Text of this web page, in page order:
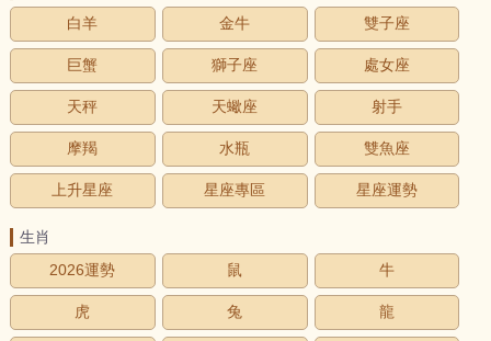
白羊
金牛 雙子座
巨蟹 獅子座 處女座
天秤 天蠍座 射手
摩羯 水瓶 雙魚座
上升星座 星座專區 星座運勢
生肖
2026運勢
鼠 牛
虎 兔 龍